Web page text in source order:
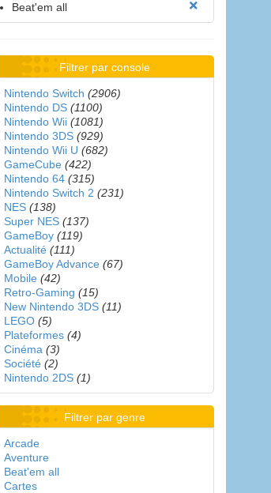
Beat'em all
Filtrer par console
Nintendo Switch (2906)
Nintendo DS (1100)
Nintendo Wii (1081)
Nintendo 3DS (929)
Nintendo Wii U (682)
GameCube (422)
Nintendo 64 (315)
Nintendo Switch 2 (231)
NES (138)
Super NES (137)
GameBoy (119)
Actualité (111)
GameBoy Advance (67)
Mobile (42)
Retro-Gaming (15)
New Nintendo 3DS (11)
LEGO (5)
Plateformes (4)
Cinéma (3)
Société (2)
Nintendo 2DS (1)
Filtrer par genre
Arcade
Aventure
Beat'em all
Cartes